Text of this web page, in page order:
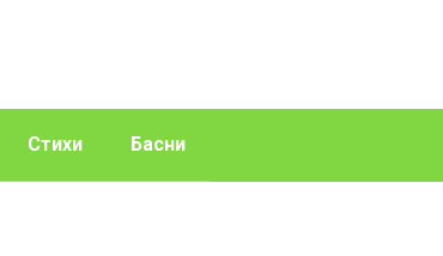
Стихи Басни